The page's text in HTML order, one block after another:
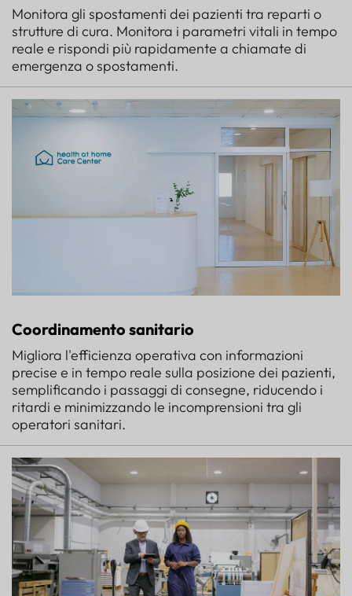
Monitora gli spostamenti dei pazienti tra reparti o
strutture di cura. Monitora i parametri vitali in tempo
reale e rispondi più rapidamente a chiamate di
emergenza o spostamenti.
Coordinamento sanitario
Migliora l'efficienza operativa con informazioni
precise e in tempo reale sulla posizione dei pazienti,
semplificando i passaggi di consegne, riducendo i
ritardi e minimizzando le incomprensioni tra gli
operatori sanitari.